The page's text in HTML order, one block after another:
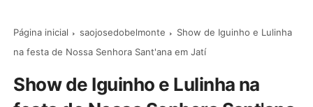
Página inicial saojosedobelmonte
Show de Iguinho e Lulinha
na festa de Nossa Senhora Sant'ana em Jatí
Show de Iguinho e Lulinha na